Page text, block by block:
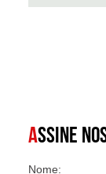
ASSINE
Nome: